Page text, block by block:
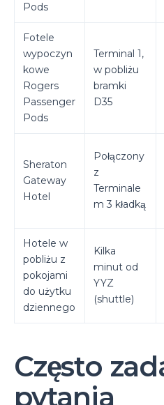
Pods
Fotele
wypoczyn
kowe
Rogers
Passenger
Pods
Terminal 1,
w pobliżu
bramki
D35
Sheraton
Gateway
Hotel
Połączony
z
Terminale
m 3 kładką
Hotele w
pobliżu z
pokojami
do użytku
dziennego
Kilka
minut od
YYZ
(shuttle)
Często
pytania